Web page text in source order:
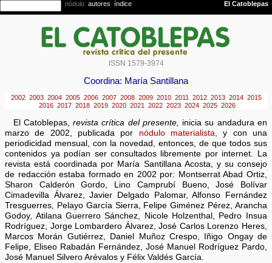
ISSN 1579-3974
Coordina: María Santillana
2002 2003 2004 2005 2006 2007 2008 2009 2010 2011 2012 2013 2014 2015
2016 2017 2018 2019 2020 2021 2022 2023 2024 2025 2026
El Catoblepas,revista crítica del presente, inicia su andadura en
marzo de 2002, publicada por nódulo materialista, y con una
periodicidad mensual, con la novedad, entonces, de que todos sus
contenidos ya podían ser consultados libremente por internet. La
revista está coordinada por María Santillana Acosta, y su consejo
de redacción estaba formado en 2002 por: Montserrat Abad Ortiz,
Sharon Calderón Gordo, Lino Camprubí Bueno, José Bolívar
Cimadevilla Álvarez, Javier Delgado Palomar, Alfonso Fernández
Tresguerres, Pelayo García Sierra, Felipe Giménez Pérez, Arancha
Godoy, Atilana Guerrero Sánchez, Nicole Holzenthal, Pedro Insua
Rodríguez, Jorge Lombardero Álvarez, José Carlos Lorenzo Heres,
Marcos Morán Gutiérrez, Daniel Muñoz Crespo, Iñigo Ongay de
Felipe, Eliseo Rabadán Fernández, José Manuel Rodríguez Pardo,
José Manuel Silvero Arévalos y Félix Valdés García.